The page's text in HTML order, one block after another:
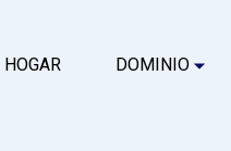
HOGAR DOMINIO